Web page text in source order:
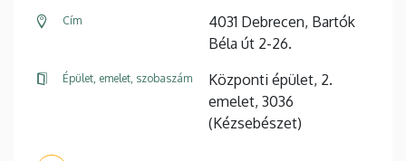
Cím
4031 Debrecen, Bartók
Béla út 2-26.
Épület, emelet, szobaszám
Központi épület, 2.
emelet, 3036
(Kézsebészet)